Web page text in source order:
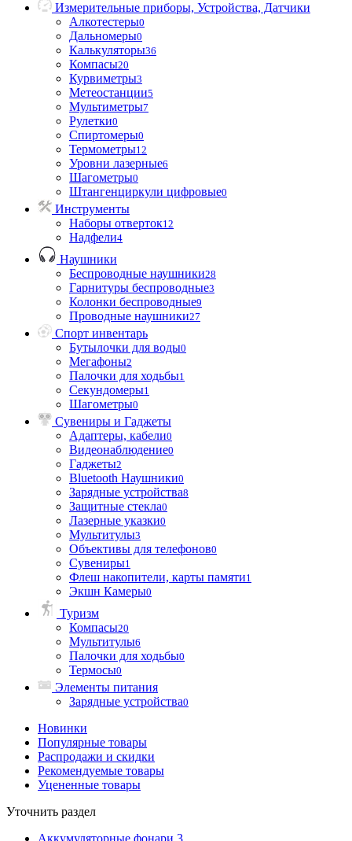
Измерительные приборы, Устройства, Датчики
Алкотестеры0
Дальномеры0
Калькуляторы36
Компасы20
Курвиметры3
Метеостанции5
Мультиметры7
Рулетки0
Спиртомеры0
Термометры12
Уровни лазерные6
Шагометры0
Штангенциркули цифровые0
Инструменты
Наборы отверток12
Надфели4
Наушники
Беспроводные наушники28
Гарнитуры беспроводные3
Колонки беспроводные9
Проводные наушники27
Спорт инвентарь
Бутылочки для воды0
Мегафоны2
Палочки для ходьбы1
Секундомеры1
Шагометры0
Сувениры и Гаджеты
Адаптеры, кабели0
Видеонаблюдение0
Гаджеты2
Bluetooth Наушники0
Зарядные устройства8
Защитные стекла0
Лазерные указки0
Мультитулы3
Объективы для телефонов0
Сувениры1
Флеш накопители, карты памяти1
Экшн Камеры0
Туризм
Компасы20
Мультитулы6
Палочки для ходьбы0
Термосы0
Элементы питания
Зарядные устройства0
Новинки
Популярные товары
Распродажи и скидки
Рекомендуемые товары
Уцененные товары
Уточнить раздел
Аккумуляторные фонари 3